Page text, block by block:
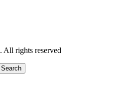
. All rights reserved
Search